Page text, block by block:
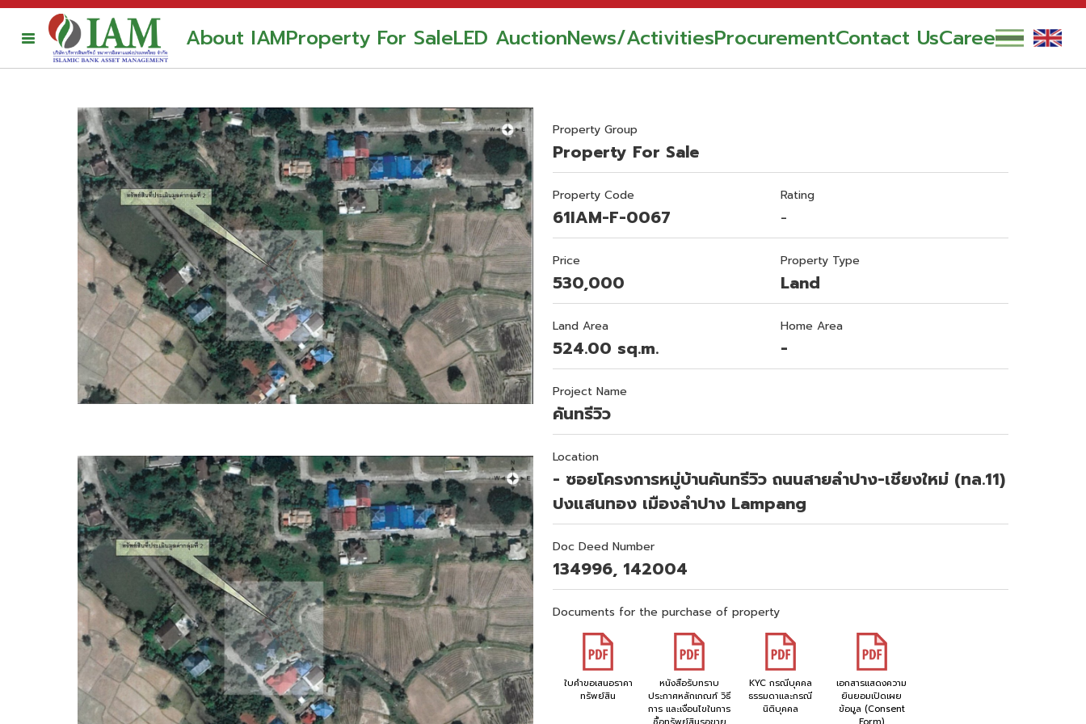
About IAMProperty For SaleLED AuctionNews/ActivitiesProcurementContact UsCareer
Property Group
Property For Sale
Property Code
61IAM-F-0067
Rating
-
Price
530,000
Property Type
Land
Land Area
524.00 sq.m.
Home Area
-
Project Name
คันทรีวิว
Location
- ซอยโครงการหมู่บ้านคันทรีวิว ถนนสายลำปาง-เชียงใหม่ (ทล.11)
ปงแสนทอง เมืองลำปาง Lampang
Doc Deed Number
134996, 142004
Documents for the purchase of property
ใบคำขอเสนอราคา
ทรัพย์สิน
หนังสือรับทราบ
ประกาศหลักเกณฑ์ วิธี
การ และเงื่อนไขในการ
KYC กรณีบุคคล
ธรรมดาและกรณี
นิติบุคคล
เอกสารแสดงความ
ยินยอมเปิดเผย
ข้อมูล (Consent